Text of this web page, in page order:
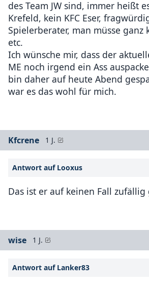
des Team JW sind, immer heißt
Krefeld, kein KFC Eser,
Spielerberater, man müsse ganz
etc.
Ich wünsche mir, dass der
ME noch irgend ein Ass
bin daher auf heute Abend
war es das wohl für mich.
Kfcrene 1 J.
Antwort auf Looxus
Das ist er auf keinen Fall
wise 1 J.
Antwort auf Lanker83